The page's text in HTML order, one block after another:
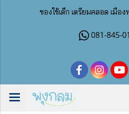
ของใช้เด็ก เตรียมคลอด เมื
081-845-